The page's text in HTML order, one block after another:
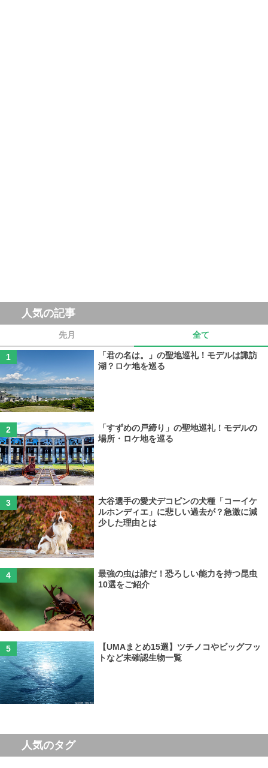
人気の記事
先月 全て
「君の名は。」の聖地巡礼！モデルは諏訪
湖？ロケ地を巡る
「すずめの戸締り」の聖地巡礼！モデルの
場所・ロケ地を巡る
大谷選手の愛犬デコピンの犬種「コーイケ
ルホンディエ」に悲しい過去が？急激に減
少した理由とは
最強の虫は誰だ！恐ろしい能力を持つ昆虫
10選をご紹介
【UMAまとめ15選】ツチノコやビッグフッ
トなど未確認生物一覧
人気のタグ